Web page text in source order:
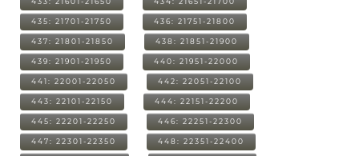
435: 21701-21750 436: 21751-21800
437: 21801-21850 438: 21851-21900
439: 21901-21950 440: 21951-22000
441: 22001-22050 442: 22051-22100
443: 22101-22150 444: 22151-22200
445: 22201-22250 446: 22251-22300
447: 22301-22350 448: 22351-22400